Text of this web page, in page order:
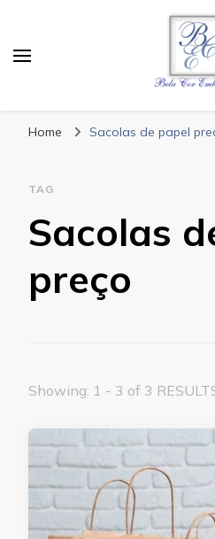
Home Sacolas de papel
TAG
Sacolas
preço
Showing: 1 - 3 of 3